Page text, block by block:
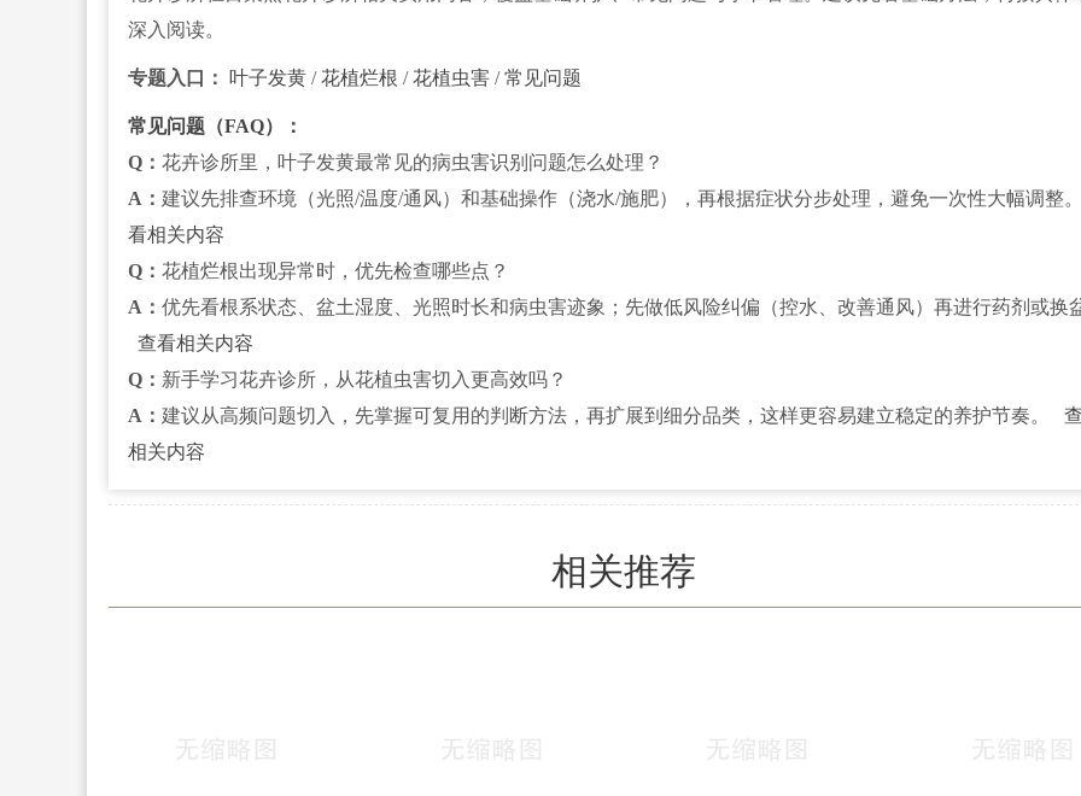
深入阅读。
专题入口： 叶子发黄/花植烂根 /花植虫害/常见问题
常见问题（FAQ）：
Q： 花卉诊所里，叶子发黄最常见的病虫害识别问题怎么处理？
A： 建议先排查环境（光照/温度/通风）和基础操作（浇水/施肥），再根据症状分步处理，避免一次性大幅调整。
看相关内容
Q： 花植烂根出现异常时，优先检查哪些点？
A： 优先看根系状态、盆土湿度、光照时长和病虫害迹象；先做低风险纠偏（控水、改善通风）再进行药剂或换
查看相关内容
Q： 新手学习花卉诊所，从花植虫害切入更高效吗？
A： 建议从高频问题切入，先掌握可复用的判断方法，再扩展到细分品类，这样更容易建立稳定的养护节奏。
相关内容
相关推荐